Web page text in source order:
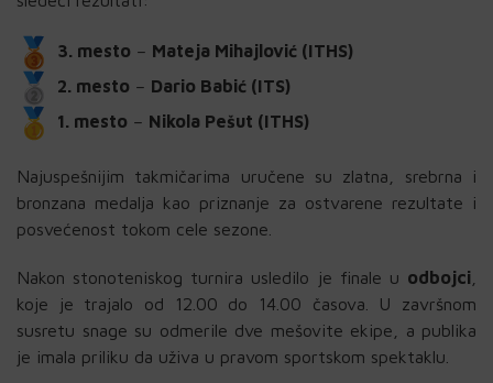
3. mesto – Mateja Mihajlović (ITHS)
2. mesto – Dario Babić (ITS)
1. mesto – Nikola Pešut (ITHS)
Najuspešnijim takmičarima uručene su zlatna, srebrna i
bronzana medalja kao priznanje za ostvarene rezultate i
posvećenost tokom cele sezone.
Nakon stonoteniskog turnira usledilo je finale u odbojci
koje je trajalo od 12.00 do 14.00 časova. U završnom
susretu snage su odmerile dve mešovite ekipe, a publika
je imala priliku da uživa u pravom sportskom spektaklu.